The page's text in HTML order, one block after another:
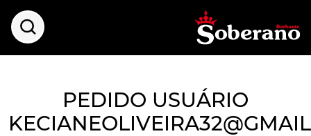
PEDIDO USUÁRIO